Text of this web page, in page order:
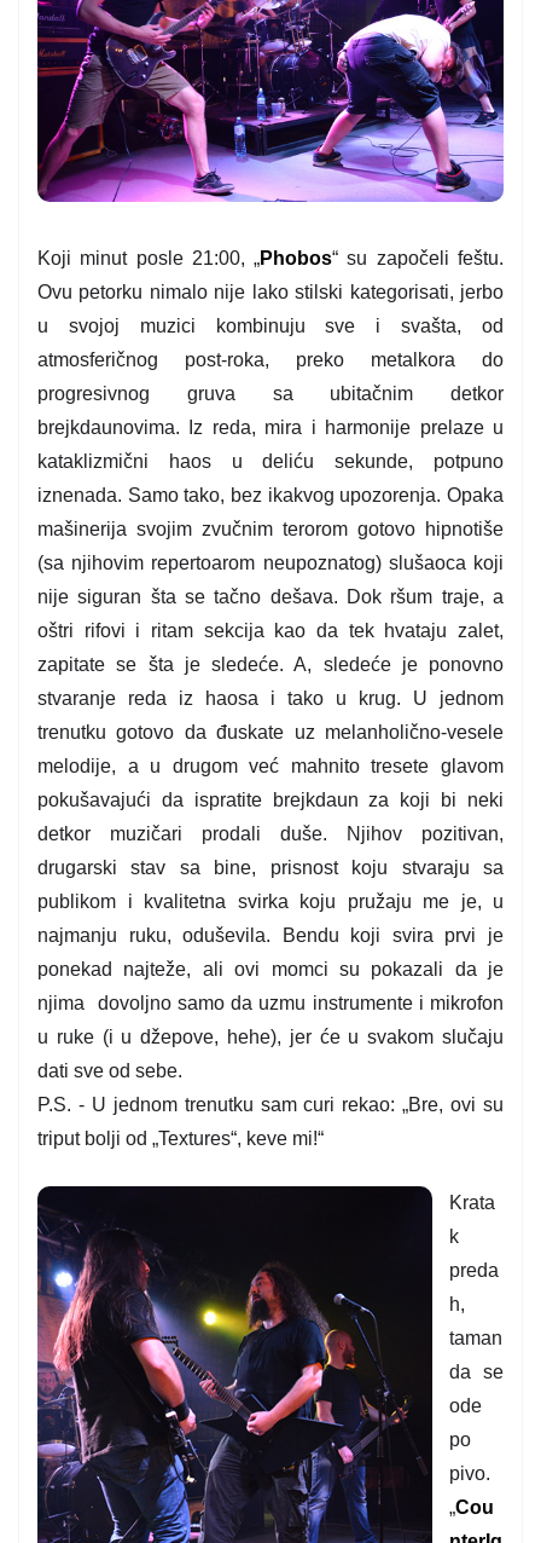
Koji minut posle 21:00, „Phobos“ su započeli feštu.
Ovu petorku nimalo nije lako stilski kategorisati, jerbo
u svojoj muzici kombinuju sve i svašta, od
atmosferičnog post-roka, preko metalkora do
progresivnog gruva sa ubitačnim detkor
brejkdaunovima. Iz reda, mira i harmonije prelaze u
kataklizmični haos u deliću sekunde, potpuno
iznenada. Samo tako, bez ikakvog upozorenja. Opaka
mašinerija svojim zvučnim terorom gotovo hipnotiše
(sa njihovim repertoarom neupoznatog) slušaoca koji
nije siguran šta se tačno dešava. Dok ršum traje, a
oštri rifovi i ritam sekcija kao da tek hvataju zalet,
zapitate se šta je sledeće. A, sledeće je ponovno
stvaranje reda iz haosa i tako u krug. U jednom
trenutku gotovo da đuskate uz melanholično-vesele
melodije, a u drugom već mahnito tresete glavom
pokušavajući da ispratite brejkdaun za koji bi neki
detkor muzičari prodali duše. Njihov pozitivan,
drugarski stav sa bine, prisnost koju stvaraju sa
publikom i kvalitetna svirka koju pružaju me je, u
najmanju ruku, oduševila. Bendu koji svira prvi je
ponekad najteže, ali ovi momci su pokazali da je
njima
dovoljno samo da uzmu instrumente i mikrofon
u ruke (i u džepove, hehe), jer će u svakom slučaju
dati sve od sebe.
P.S. - U jednom trenutku sam curi rekao: „Bre, ovi su
triput bolji od „Textures“, keve mi!“
Krata
k
preda
h,
taman
da se
ode
po
pivo.
„Cou